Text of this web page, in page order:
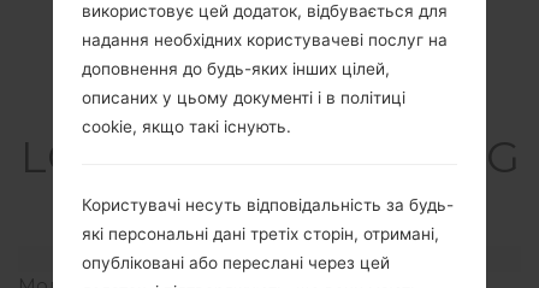
Специфікація
LGE410(LGE410) akaLG
Optimus L1 II
Модель та її характеристики
використовує цей додаток, відбувається для
надання необхідних користувачеві послуг на
доповнення до будь-яких інших цілей,
описаних у цьому документі і в політиці
cookie, якщо такі існують.
Користувачі несуть відповідальність за будь-
які персональні дані третіх сторін, отримані,
опубліковані або переслані через цей